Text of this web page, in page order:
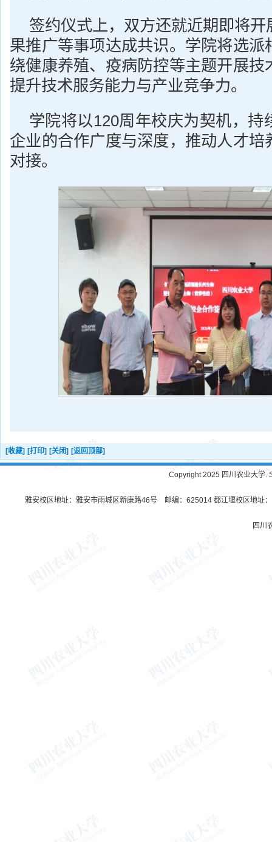
签约仪式上，双方还就近期即将
果推广等事项达成共识。学院将选派
绕健康养殖、疫病防控等主题开展技
提升技术服务能力与产业竞争力。
学院将以120周年校庆为契机，持
企业的合作广度与深度，推动人才培
对接。
[收藏] [打印] [关闭] [返回顶部]
Copyright 2025 四川农业大学.
雅安校区地址：雅安市雨城区新康路46号 邮编：625014 都江堰校区地址
四川